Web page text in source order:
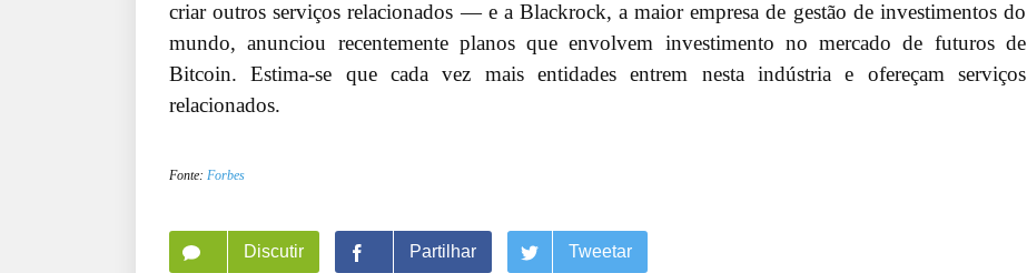
criar outros serviços relacionados — e a Blackrock, a maior empresa de gestão de investimentos do
mundo, anunciou recentemente planos que envolvem investimento no mercado de futuros de
Bitcoin. Estima-se que cada vez mais entidades entrem nesta indústria e ofereçam serviços
relacionados.
Fonte: Forbes
Discutir Partilhar Tweetar